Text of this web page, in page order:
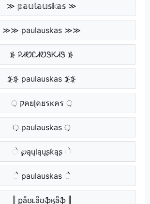
≫ 𝕡𝕒𝕦𝕝𝕒𝕦𝕤𝕜𝕒𝕤 ≫
≫≫ paulauskas ≫≫
⦕ ᎮᏗᏬᏝᏗᏬᏕᏦᏗᏕ ⦕
⦕⦕ paulauskas ⦕⦕
़ קคยɭคยรкคร ़
़़ paulauskas ़़
ે ℘ąųƖąųʂƙąʂ ે
ેે paulauskas ેે
‖ քǟʊʟǟʊֆӄǟֆ ‖